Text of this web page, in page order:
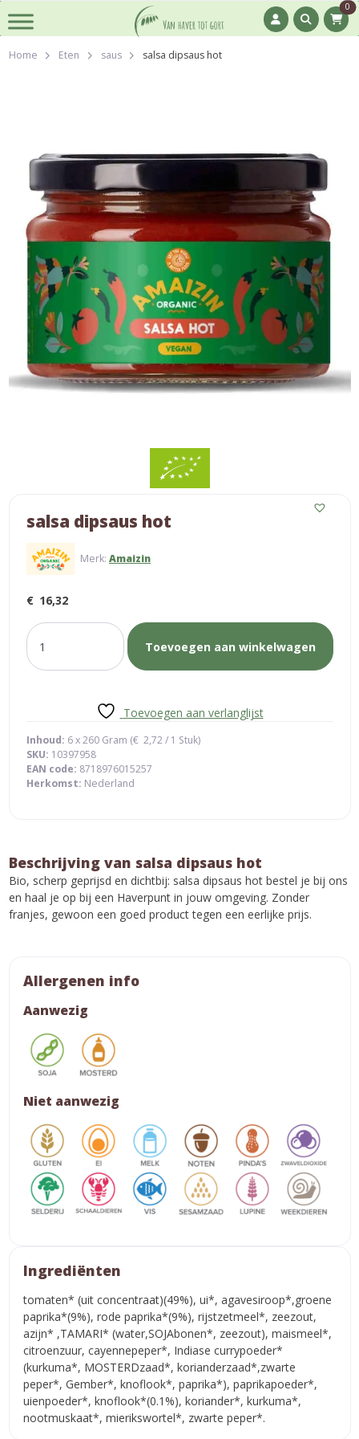
0
Home Eten saus salsa dipsaus hot
salsa dipsaus hot
Merk:Amaizin
€ 16,32
salsa
dipsaus
hot
Toevoegen aan winkelwagen
Toevoegen aan verlanglijst
Inhoud: 6 x 260 Gram (€ 2,72/ 1 Stuk)
SKU: 10397958
EAN code: 8718976015257
Herkomst: Nederland
Beschrijving van salsa dipsaus hot
Bio, scherp geprijsd en dichtbij: salsa dipsaus hot bestel je bij ons
en haal je op bij een Haverpunt in jouw omgeving. Zonder
franjes, gewoon een goed product tegen een eerlijke prijs.
Allergenen info
Aanwezig
Niet aanwezig
Ingrediënten
tomaten* (uit concentraat)(49%), ui*, agavesiroop*,groene
paprika*(9%), rode paprika*(9%), rijstzetmeel*, zeezout,
azijn* ,TAMARI* (water,SOJAbonen*, zeezout), maismeel*,
citroenzuur, cayennepeper*, Indiase currypoeder*
(kurkuma*, MOSTERDzaad*, korianderzaad*,zwarte
peper*, Gember*, knoflook*, paprika*), paprikapoeder*,
uienpoeder*, knoflook*(0.1%), koriander*, kurkuma*,
nootmuskaat*, mierikswortel*, zwarte peper*.